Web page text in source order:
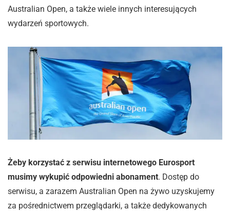
Australian Open, a także wiele innych interesujących
wydarzeń sportowych.
Żeby korzystać z serwisu internetowego Eurosport
musimy wykupić odpowiedni abonament. Dostęp do
serwisu, a zarazem Australian Open na żywo uzyskujemy
za pośrednictwem przeglądarki, a także dedykowanych